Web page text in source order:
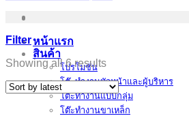
หน้าแรก
สินค้า
โปรโมชั่น
โต๊ะทำงานหัวหน้าและผู้บริหาร
โต๊ะทำงานแบบกลุ่ม
โต๊ะทำงานขาเหล็ก
Filter
Showing all 6 results